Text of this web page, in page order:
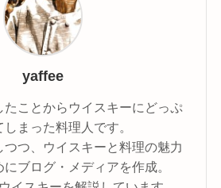
yaffee
たことからウイスキーにどっぷ
しまった料理人です。
つ、ウイスキーと料理の魅力
ブログ・メディアを作成。